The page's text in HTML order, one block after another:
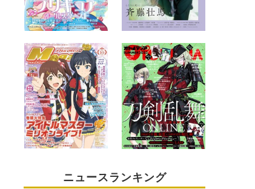
ニュースランキング